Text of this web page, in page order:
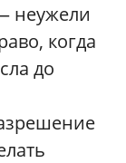
неужели
когда
до